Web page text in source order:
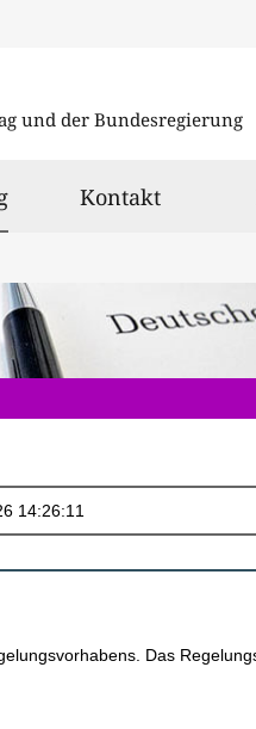
und der Bundesregierung
ausgewählt
Kontakt
Das